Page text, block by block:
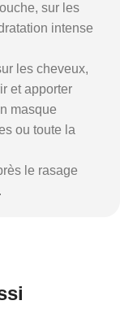
sur les
intense
les cheveux,
et apporter
masque
ou toute la
le rasage